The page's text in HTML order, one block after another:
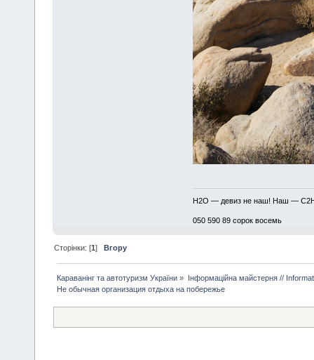
H2O — девиз не наш! Наш —
050 590 89 сорок восемь
Сторінки: [1] Вгору
Караванінг та автотуризм України » Інформаційна майстерня //
Не обычная организация отдыха на побережье